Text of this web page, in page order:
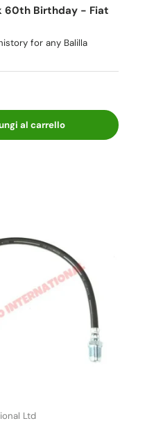
60th Birthday - Fiat
for any Balilla
al carrello
Ltd